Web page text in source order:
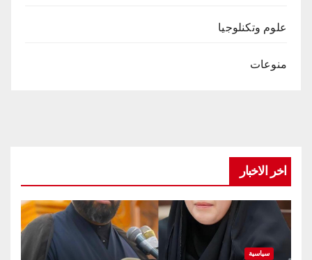
علوم وتكنلوجيا
منوعات
اخر الاخبار
سياسية